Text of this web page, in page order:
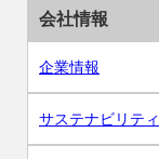
会社情報
企業情報
サステナビリティ